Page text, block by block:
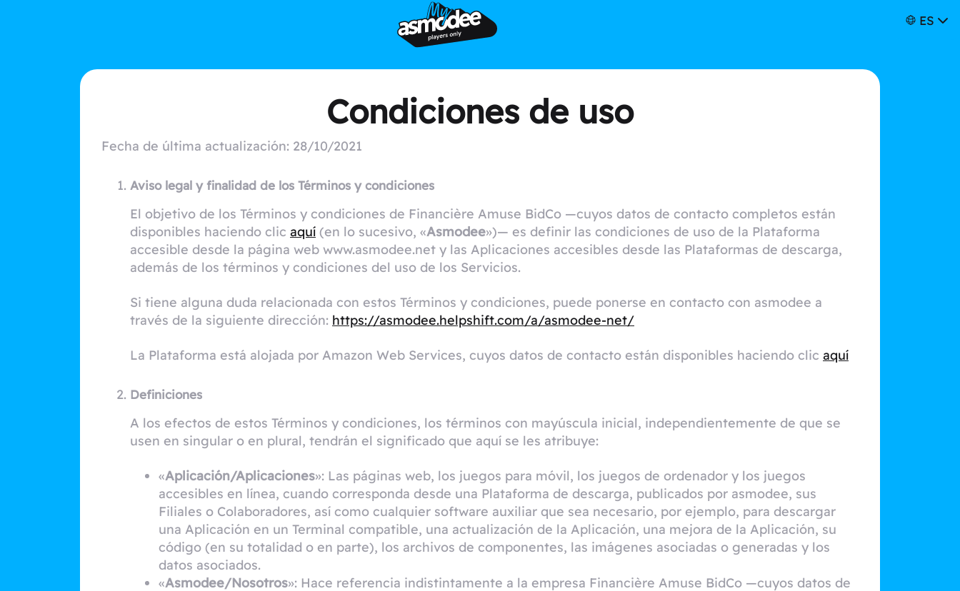
ES
Condiciones de uso
Fecha de última actualización: 28/10/2021
Aviso legal y finalidad de los Términos y condiciones
El objetivo de los Términos y condiciones de Financière Amuse BidCo —cuyos datos de contacto completos están
disponibles haciendo clic aquí (en lo sucesivo, «Asmodee»)— es definir las condiciones de uso de la Plataforma
accesible desde la página web www.asmodee.net y las Aplicaciones accesibles desde las Plataformas de descarga,
además de los términos y condiciones del uso de los Servicios.
Si tiene alguna duda relacionada con estos Términos y condiciones, puede ponerse en contacto con asmodee a
través de la siguiente dirección: https://asmodee.helpshift.com/a/asmodee-net/
La Plataforma está alojada por Amazon Web Services, cuyos datos de contacto están disponibles haciendo clic aquí
Definiciones
A los efectos de estos Términos y condiciones, los términos con mayúscula inicial, independientemente de que se
usen en singular o en plural, tendrán el significado que aquí se les atribuye:
«Aplicación/Aplicaciones»: Las páginas web, los juegos para móvil, los juegos de ordenador y los juegos
accesibles en línea, cuando corresponda desde una Plataforma de descarga, publicados por asmodee, sus
Filiales o Colaboradores, así como cualquier software auxiliar que sea necesario, por ejemplo, para descargar
una Aplicación en un Terminal compatible, una actualización de la Aplicación, una mejora de la Aplicación, su
código (en su totalidad o en parte), los archivos de componentes, las imágenes asociadas o generadas y los
datos asociados.
«Asmodee/Nosotros»: Hace referencia indistintamente a la empresa Financière Amuse BidCo —cuyos datos de